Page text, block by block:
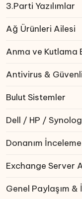
3.Parti Yazılımlar
Ağ Ürünleri Ailesi
Anma ve Kutlama
Antivirus &
Bulut Sistemler
Dell / HP /
Donanım İnceleme
Exchange Server
Genel Paylaşım &